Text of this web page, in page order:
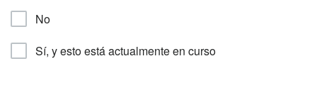
No
Sí, y esto está actualmente en curso